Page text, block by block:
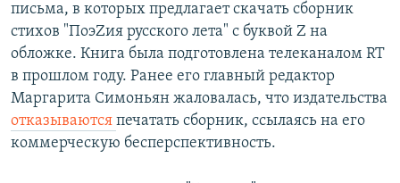
письма, в которых предлагает скачать сборник
стихов "ПоэZия русского лета" с буквой Z на
обложке. Книга была подготовлена телеканалом RT
в прошлом году. Ранее его главный редактор
Маргарита Симоньян жаловалась, что издательства
отказываются печатать сборник, ссылаясь на его
коммерческую бесперспективность.